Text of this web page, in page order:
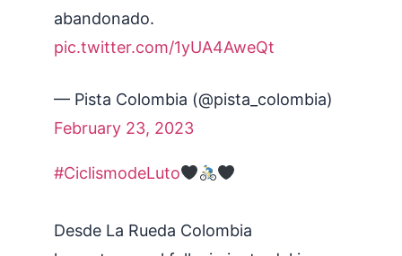
abandonado.
pic.twitter.com/1yUA4AweQt
— Pista Colombia (@pista_colombia)
February 23, 2023
#CiclismodeLuto
Desde La Rueda Colombia